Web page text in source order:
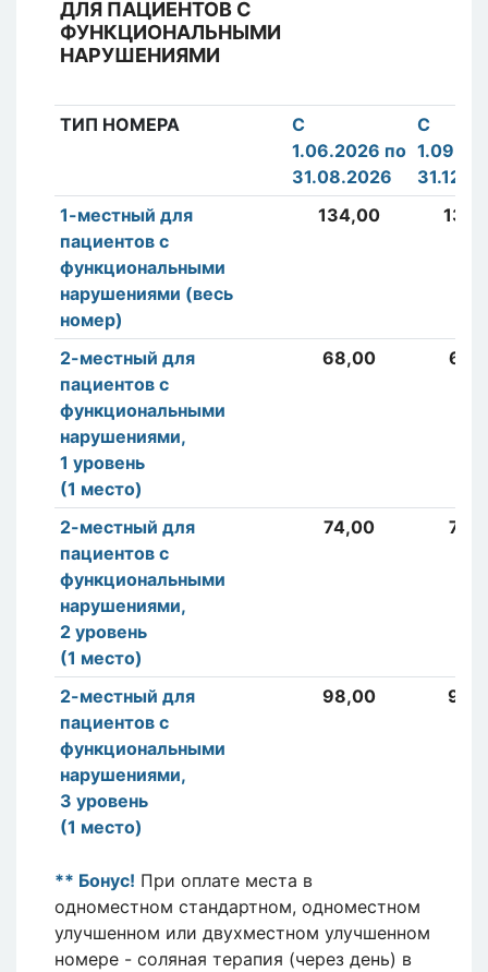
ДЛЯ ПАЦИЕНТОВ С
ФУНКЦИОНАЛЬНЫМИ
НАРУШЕНИЯМИ
ТИП НОМЕРА
С
1.06.2026 по
31.08.2026
С
1-местный для
пациентов с
функциональными
нарушениями (весь
номер)
134,00
2-местный для
пациентов с
функциональными
нарушениями,
1 уровень
(1 место)
68,00
2-местный для
пациентов с
функциональными
нарушениями,
2 уровень
(1 место)
74,00
2-местный для
пациентов с
функциональными
нарушениями,
3 уровень
(1 место)
98,00
** Бонус! При оплате места в
одноместном стандартном, одноместном
улучшенном или двухместном улучшенном
номере - соляная терапия (через день) в